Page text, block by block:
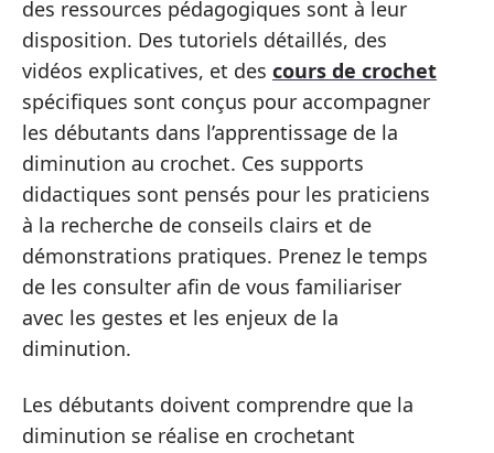
des ressources pédagogiques sont à leur
disposition. Des tutoriels détaillés, des
vidéos explicatives, et des cours de crochet
spécifiques sont conçus pour accompagner
les débutants dans l’apprentissage de la
diminution au crochet. Ces supports
didactiques sont pensés pour les praticiens
à la recherche de conseils clairs et de
démonstrations pratiques. Prenez le temps
de les consulter afin de vous familiariser
avec les gestes et les enjeux de la
diminution.
Les débutants doivent comprendre que la
diminution se réalise en crochetant